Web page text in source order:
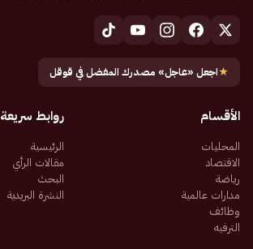
★اجعل «عاجل» مصدرك المفضل في قوقل
الأقسام
المحليات
الاقتصاد
رياضة
مدارات عالمية
وظائف
الترفيه
روابط سريعة
الرئيسية
مقالات الرأي
البحث
النشرة البريدية